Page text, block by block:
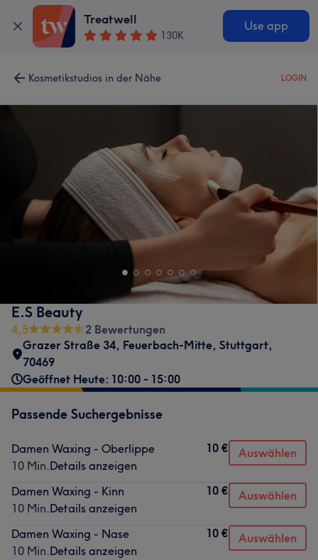
Treatwell
130K
Use app
Kosmetikstudios in der Nähe LOGIN
E.S Beauty
4,5
2 Bewertungen
Grazer Straße 34, Feuerbach-Mitte, Stuttgart,
70469
Geöffnet Heute: 10:00 - 15:00
Passende Suchergebnisse
Damen Waxing - Oberlippe
10 Min.Details anzeigen
10 € Auswählen
Damen Waxing - Kinn
10 Min.Details anzeigen
10 € Auswählen
Damen Waxing - Nase
10 Min.Details anzeigen
10 € Auswählen